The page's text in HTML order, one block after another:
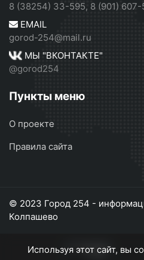
8 (38254) 33-595, 8 (901)
EMAIL
gorod-254@mail.ru
МЫ "ВКОНТАКТЕ"
@gorod254
Пункты меню
О проекте
Правила сайта
© 2023 Город 254 -
Колпашево
Используя этот сайт, вы